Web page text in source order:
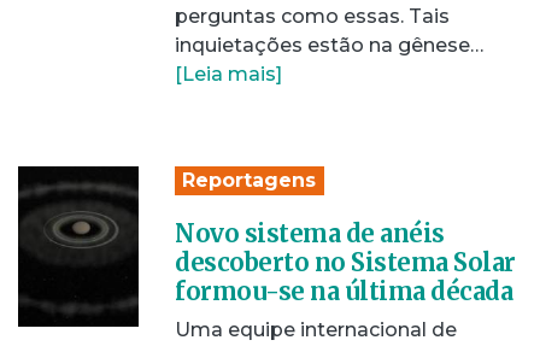
perguntas como essas. Tais
inquietações estão na gênese…
[Leia mais]
Reportagens
Novo sistema de anéis
descoberto no Sistema Solar
formou-se na última década
Uma equipe internacional de